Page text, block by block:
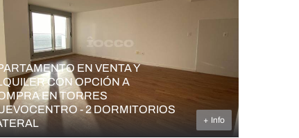
EN VENTA Y
CON OPCIÓN A
EN TORRES
- 2 DORMITORIOS
+ Info